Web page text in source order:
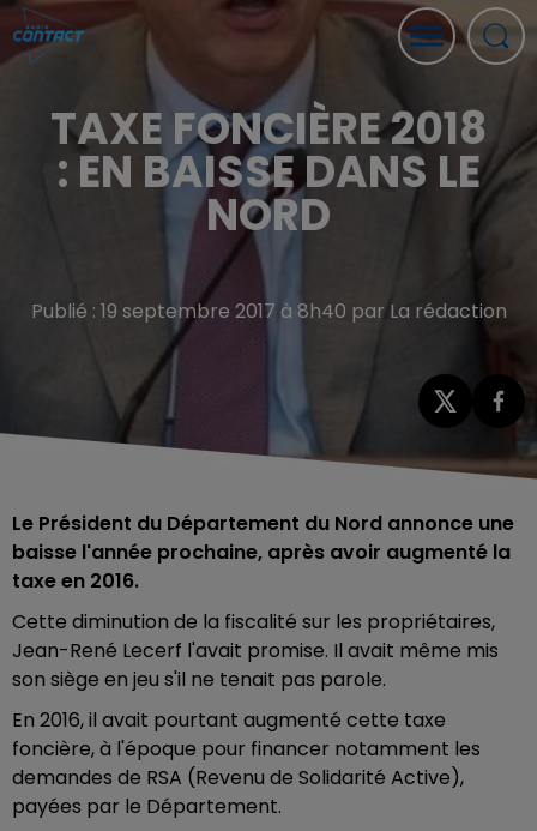
TAXE FONCIÈRE 2018
: EN BAISSE DANS LE
NORD
Publié : 19 septembre 2017 à 8h40 par La rédaction
Le Président du Département du Nord annonce une
baisse l'année prochaine, après avoir augmenté la
taxe en 2016.
Cette diminution de la fiscalité sur les propriétaires,
Jean-René Lecerf l'avait promise. Il avait même mis
son siège en jeu s'il ne tenait pas parole.
En 2016, il avait pourtant augmenté cette taxe
foncière, à l'époque pour financer notamment les
demandes de RSA (Revenu de Solidarité Active),
payées par le Département.